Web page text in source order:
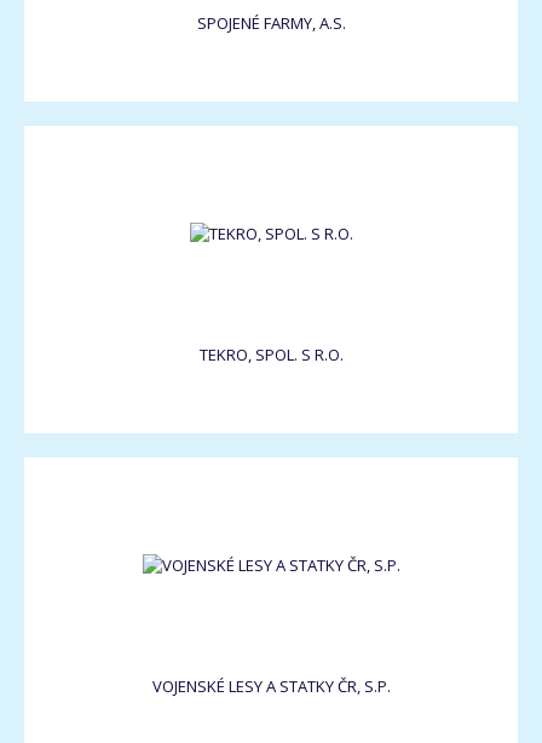
SPOJENÉ FARMY, A.S.
TEKRO, SPOL. S R.O.
VOJENSKÉ LESY A STATKY ČR, S.P.